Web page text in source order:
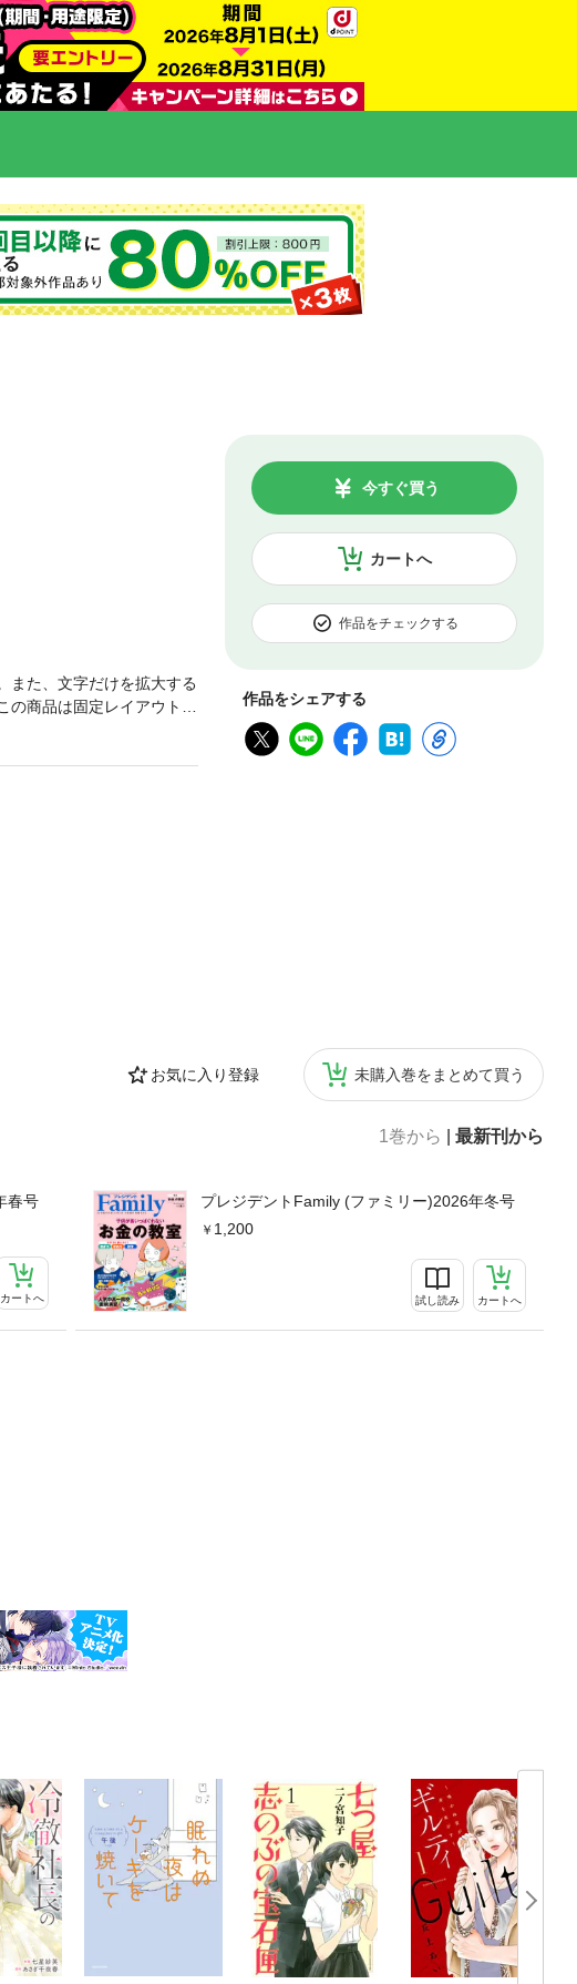
カートへ
今すぐ買う
作品をチェックする
作品をシェアする
お気に入り登録 未購入巻をまとめて買う
1巻から 最新刊から
春号
カートへ
プレジデントFamily (ファミリー)2026年冬号
1,200
試し読み カートへ
また、文字だけを拡大する
商品は固定レイアウトで
す。また、文字列のハイ
歩ずつ始めてみません